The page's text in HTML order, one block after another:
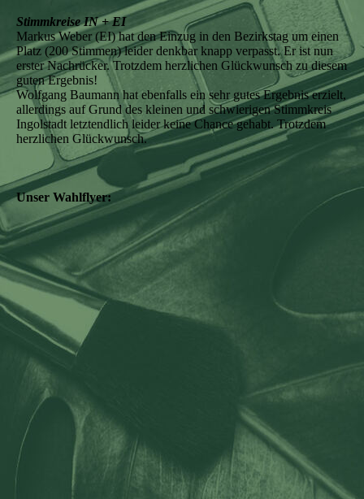
Stimmkreise IN + EI
Markus Weber (EI) hat den Einzug in den Bezirkstag um einen
Platz (200 Stimmen) leider denkbar knapp verpasst. Er ist nun
erster Nachrücker. Trotzdem herzlichen Glückwunsch zu diesem
guten Ergebnis!
Wolfgang Baumann hat ebenfalls ein sehr gutes Ergebnis erzielt,
allerdings auf Grund des kleinen und schwierigen Stimmkreis
Ingolstadt letztendlich leider keine Chance gehabt. Trotzdem
herzlichen Glückwunsch.
Unser Wahlflyer: